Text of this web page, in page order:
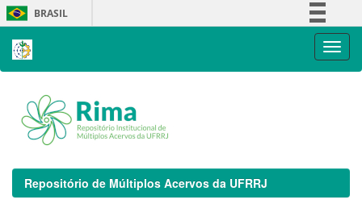
Skip
navigation
BRASIL
Repositório de Múltiplos Acervos da UFRRJ